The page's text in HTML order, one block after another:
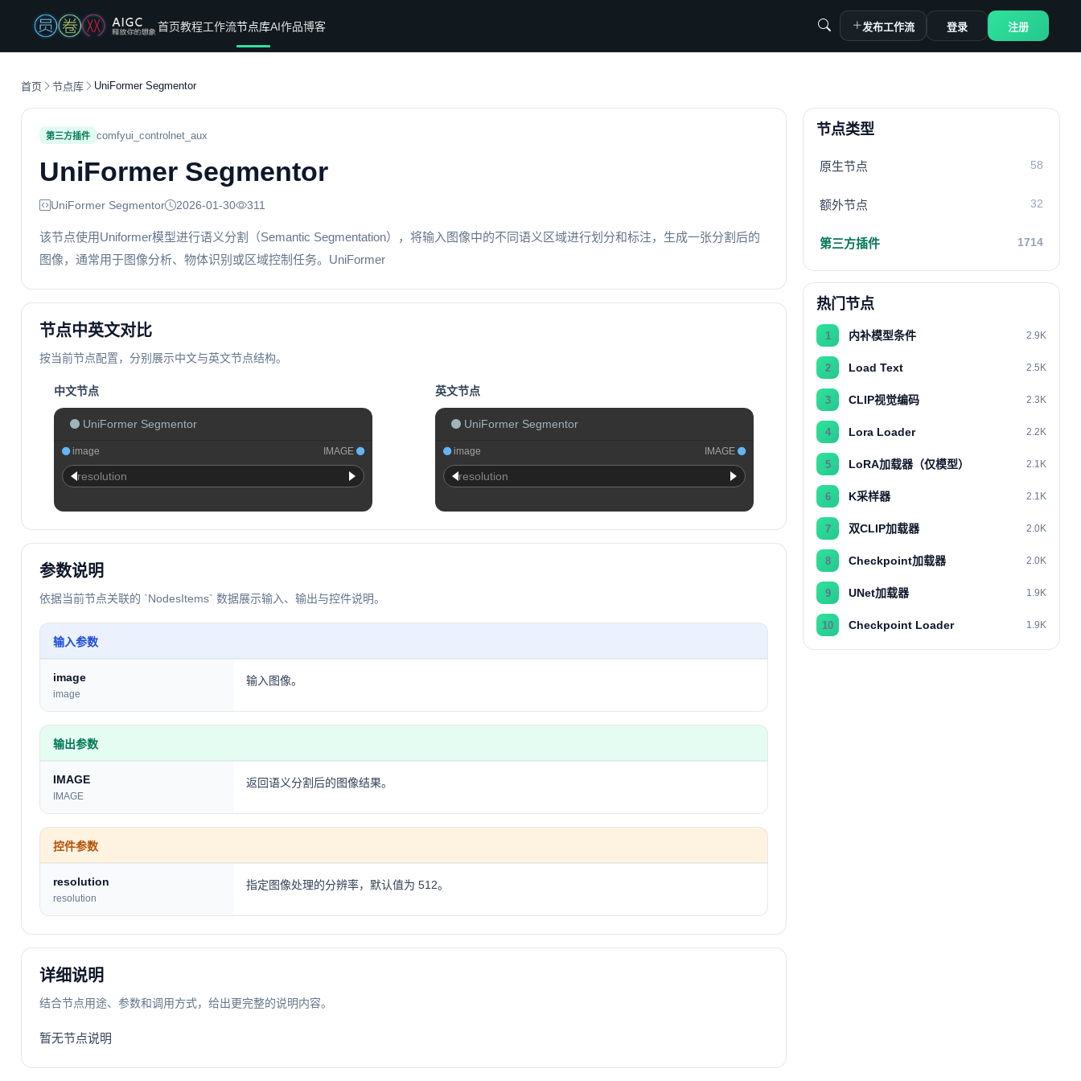
首页教程工作流节点库AI作品博客 发布工作流 登录 注册
首页 节点库 UniFormer Segmentor
第三方插件 comfyui_controlnet_aux
UniFormer Segmentor
UniFormer Segmentor 2026-01-30 311
该节点使用Uniformer模型进行语义分割（Semantic Segmentation），将输入图像中的不同语义区域进行划分和标注，生成一张分割后的
图像，通常用于图像分析、物体识别或区域控制任务。UniFormer
节点中英文对比
按当前节点配置，分别展示中文与英文节点结构。
中文节点
UniFormer Segmentor
image IMAGE
resolution
英文节点
UniFormer Segmentor
image IMAGE
resolution
参数说明
依据当前节点关联的 `NodesItems` 数据展示输入、输出与控件说明。
输入参数
image
image
输入图像。
输出参数
IMAGE
IMAGE
返回语义分割后的图像结果。
控件参数
resolution
resolution
指定图像处理的分辨率，默认值为 512。
详细说明
结合节点用途、参数和调用方式，给出更完整的说明内容。
暂无节点说明
节点类型
原生节点 58
额外节点 32
第三方插件 1714
热门节点
1 内补模型条件 2.9K
2 Load Text 2.5K
3 CLIP视觉编码 2.3K
4 Lora Loader 2.2K
5 LoRA加载器（仅模型） 2.1K
6 K采样器 2.1K
7 双CLIP加载器 2.0K
8 Checkpoint加载器 2.0K
9 UNet加载器 1.9K
10 Checkpoint Loader 1.9K